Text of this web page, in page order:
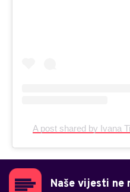
A post shared by Ivana
Naše vijesti ne